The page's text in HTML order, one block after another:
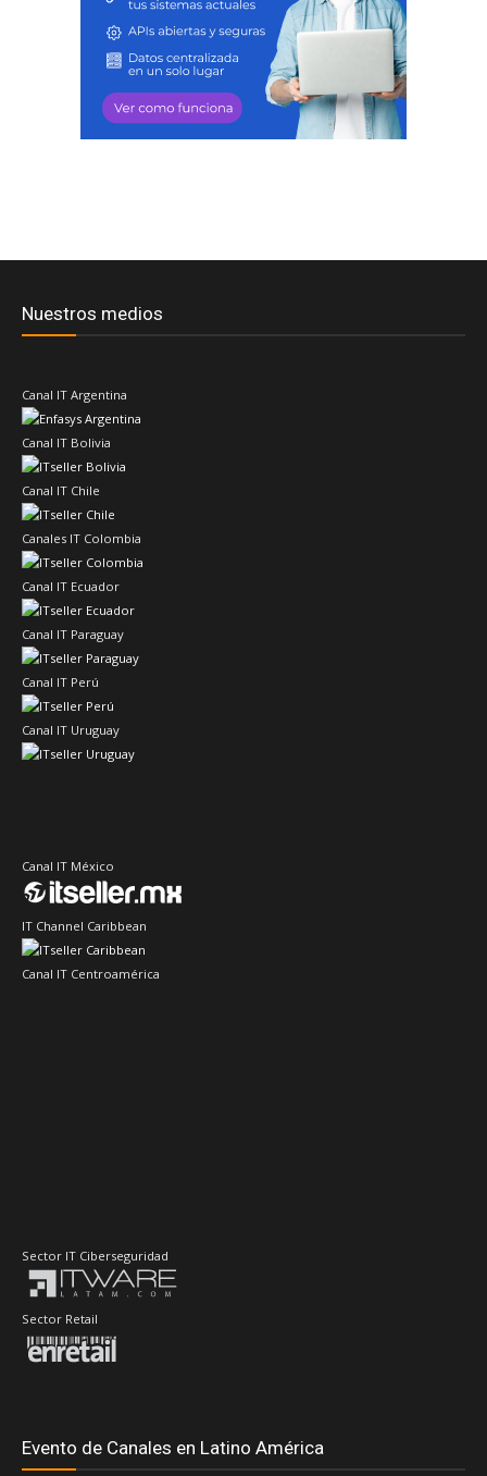
Nuestros medios
Canal IT Argentina
Canal IT Bolivia
Canal IT Chile
Canales IT Colombia
Canal IT Ecuador
Canal IT Paraguay
Canal IT Perú
Canal IT Uruguay
Canal IT México
IT Channel Caribbean
Canal IT Centroamérica
Sector IT Ciberseguridad
Sector Retail
Evento de Canales en Latino América